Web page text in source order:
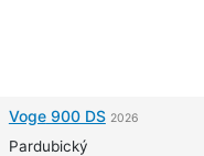
Voge900 DS 2026
Pardubický